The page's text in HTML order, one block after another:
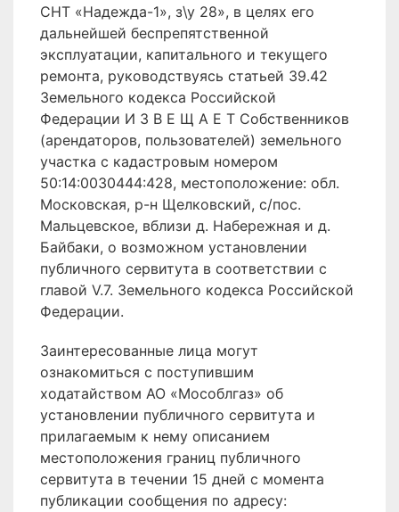
СНТ «Надежда-1», з\у 28», в целях его
дальнейшей беспрепятственной
эксплуатации, капитального и текущего
ремонта, руководствуясь статьей 39.42
Земельного кодекса Российской
Федерации И З В Е Щ А Е Т Собственников
(арендаторов, пользователей) земельного
участка с кадастровым номером
50:14:0030444:428, местоположение: обл.
Московская, р-н Щелковский, с/пос.
Мальцевское, вблизи д. Набережная и д.
Байбаки, о возможном установлении
публичного сервитута в соответствии с
главой V.7. Земельного кодекса Российской
Федерации.
Заинтересованные лица могут
ознакомиться с поступившим
ходатайством АО «Мособлгаз» об
установлении публичного сервитута и
прилагаемым к нему описанием
местоположения границ публичного
сервитута в течении 15 дней с момента
публикации сообщения по адресу: